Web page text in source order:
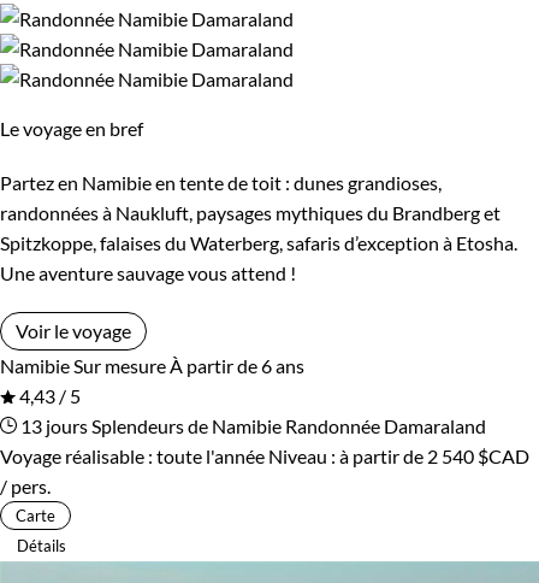
Le voyage en bref
Partez en Namibie en tente de toit : dunes grandioses,
randonnées à Naukluft, paysages mythiques du Brandberg et
Spitzkoppe, falaises du Waterberg, safaris d’exception à Etosha.
Une aventure sauvage vous attend !
Voir le voyage
Namibie Sur mesure À partir de 6 ans
4,43 / 5
13 jours Splendeurs de Namibie Randonnée Damaraland
Voyage réalisable : toute l'année Niveau : à partir de 2 540 $CAD
/ pers.
Carte
Détails